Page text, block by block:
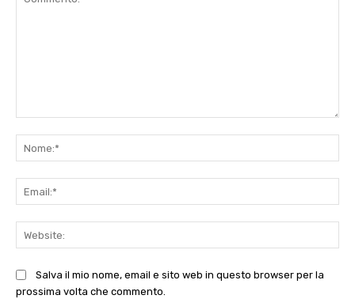
Salva il mio nome, email e sito web in questo browser per la
prossima volta che commento.